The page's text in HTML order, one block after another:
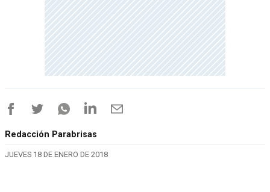
Redacción Parabrisas
JUEVES 18 DE ENERO DE 2018